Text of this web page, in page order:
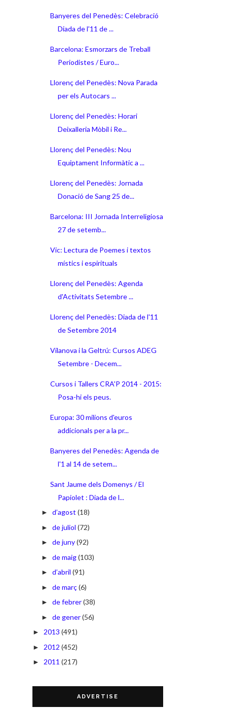
Banyeres del Penedès: Celebració
Diada de l'11 de ...
Barcelona: Esmorzars de Treball
Periodistes / Euro...
Llorenç del Penedès: Nova Parada
per els Autocars ...
Llorenç del Penedès: Horari
Deixalleria Mòbil i Re...
Llorenç del Penedès: Nou
Equiptament Informàtic a ...
Llorenç del Penedès: Jornada
Donació de Sang 25 de...
Barcelona: III Jornada Interreligiosa
27 de setemb...
Vic: Lectura de Poemes i textos
místics i espirituals
Llorenç del Penedès: Agenda
d'Activitats Setembre ...
Llorenç del Penedès: Diada de l'11
de Setembre 2014
Vilanova i la Geltrú: Cursos ADEG
Setembre - Decem...
Cursos i Tallers CRA'P 2014 - 2015:
Posa-hi els peus.
Europa: 30 milions d'euros
addicionals per a la pr...
Banyeres del Penedès: Agenda de
l'1 al 14 de setem...
Sant Jaume dels Domenys / El
Papiolet : Diada de l...
► d’agost (18)
► de juliol (72)
► de juny(92)
► de maig(103)
► d’abril (91)
► de març(6)
► de febrer(38)
► de gener(56)
► 2013 (491)
► 2012 (452)
► 2011 (217)
ADVERTISE